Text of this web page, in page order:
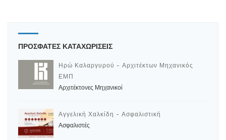
ΠΡΟΣΦΑΤΕΣ ΚΑΤΑΧΩΡΙΣΕΙΣ
Ηρώ Καλαργυρού - Αρχιτέκτων Μηχανικός
ΕΜΠ
Αρχιτέκτονες Μηχανικοί
Αγγελική Χαλκίδη - Ασφαλιστική
Ασφαλιστές